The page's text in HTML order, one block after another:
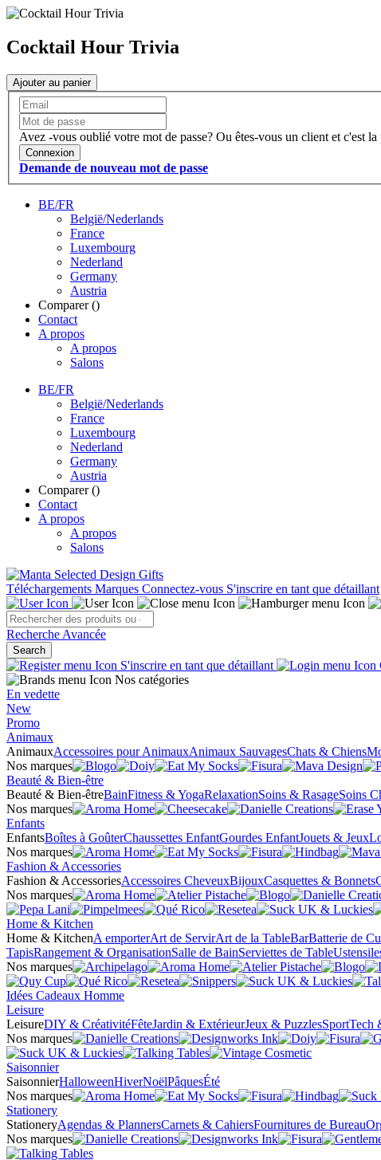
Cocktail Hour Trivia
Ajouter au panier
Avez -vous oublié votre mot de passe? Ou êtes-vous un client et c'est
Connexion
Demande de nouveau mot de passe
BE/FR
België/Nederlands
France
Luxembourg
Nederland
Germany
Austria
Comparer ()
Contact
A propos
A propos
Salons
BE/FR
België/Nederlands
France
Luxembourg
Nederland
Germany
Austria
Comparer ()
Contact
A propos
A propos
Salons
Téléchargements Marques Connectez-vous S'inscrire en tant que détaillant
Recherche Avancée
Search
S'inscrire en tant que détaillant
Nos catégories
En vedette
New
Promo
Animaux
AnimauxAccessoires pour AnimauxAnimaux SauvagesChats & Chiens
Nos marques
Beauté & Bien-être
Beauté & Bien-êtreBainFitness & YogaRelaxationSoins & RasageSoins
Nos marques
Enfants
EnfantsBoîtes à GoûterChaussettes EnfantGourdes EnfantJouets & Jeux
Nos marques
Fashion & Accessories
Fashion & AccessoriesAccessoires CheveuxBijouxCasquettes & Bonnets
Nos marques
Home & Kitchen
Home & KitchenA emporterArt de ServirArt de la TableBarBatterie de
TapisRangement & OrganisationSalle de BainServiettes de Table
Nos marques
Idées Cadeaux Homme
Leisure
LeisureDIY & CréativitéFêteJardin & ExtérieurJeux & PuzzlesSportTech
Nos marques
Saisonnier
SaisonnierHalloweenHiverNoëlPâquesÉté
Nos marques
Stationery
StationeryAgendas & PlannersCarnets & CahiersFournitures de Bureau
Nos marques